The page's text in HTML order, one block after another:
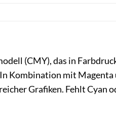
(CMY), das in
Kombination mit
Grafiken. Fehlt Cyan